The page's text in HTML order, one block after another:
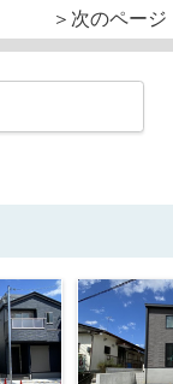
＞次のページ